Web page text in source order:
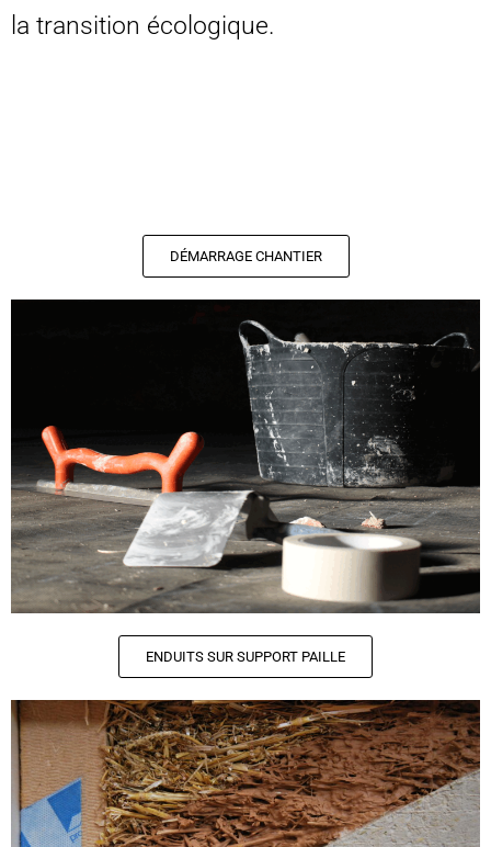
la transition écologique.
DÉMARRAGE CHANTIER
ENDUITS SUR SUPPORT PAILLE